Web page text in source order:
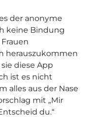
der anonyme
keine Bindung
herauszukommen
diese App
ist es nicht
alles aus der Nase
mit „Mir
du.“